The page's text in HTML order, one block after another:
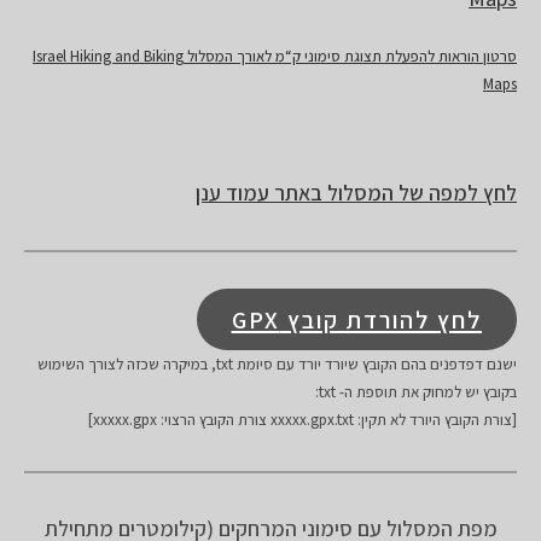
סרטון הוראות להפעלת תצוגת סימוני ק“מ לאורך המסלול Israel Hiking and Biking
Maps
לחץ למפה של המסלול באתר עמוד ענן
לחץ להורדת קובץ GPX
ישנם דפדפנים בהם הקובץ שיורד יורד עם סיומת txt, במיקרה שכזה לצורך השימוש
בקובץ יש למחוק את תוספת ה- txt:
[צורת הקובץ היורד לא תקין: xxxxx.gpx.txt צורת הקובץ הרצוי: xxxxx.gpx]
מפת המסלול עם סימוני המרחקים (קילומטרים מתחילת